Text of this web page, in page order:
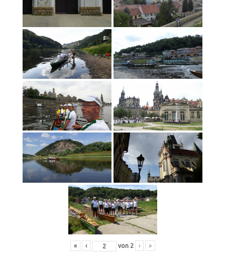
« ‹ von 2 › »